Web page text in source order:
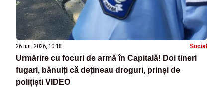
26 iun. 2026, 10:18 Social
Urmărire cu focuri de armă în Capitală! Doi tineri
fugari, bănuiți că dețineau droguri, prinși de
polițiști VIDEO